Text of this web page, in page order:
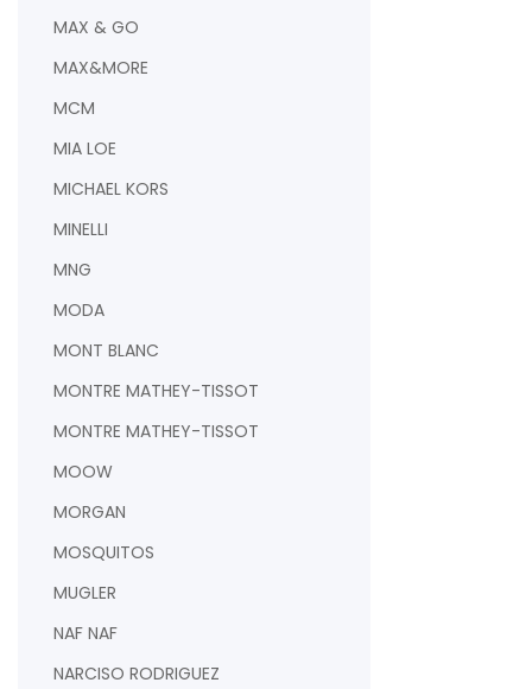
MAX & GO
MAX&MORE
MCM
MIA LOE
MICHAEL KORS
MINELLI
MNG
MODA
MONT BLANC
MONTRE MATHEY-TISSOT
MONTRE MATHEY-TISSOT
MOOW
MORGAN
MOSQUITOS
MUGLER
NAF NAF
NARCISO RODRIGUEZ